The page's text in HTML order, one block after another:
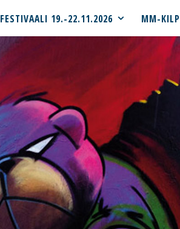
FESTIVAALI 19.-22.11.2026 MM-